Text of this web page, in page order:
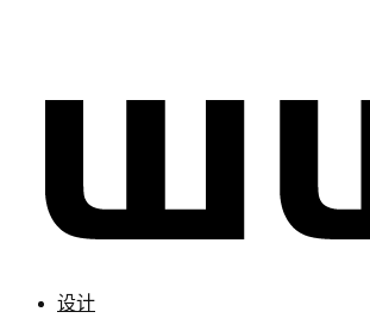
设计